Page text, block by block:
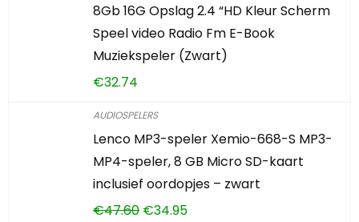
8Gb 16G Opslag 2.4 “HD Kleur Scherm
Speel video Radio Fm E-Book
Muziekspeler (Zwart)
€32.74
AUDIOSPELERS
Lenco MP3-speler Xemio-668-S MP3-
MP4-speler, 8 GB Micro SD-kaart
inclusief oordopjes – zwart
€47.60 €34.95